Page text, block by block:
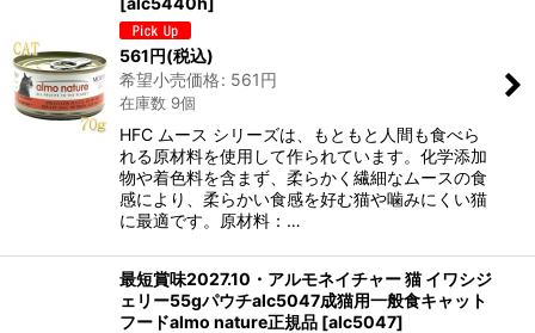
561円(税込)
希望小売価格: 561円
在庫数 9個
HFC ムース シリーズは、もともと人間も食べら
れる原材料を使用して作られています。化学添加
物や着色料を含まず、柔らかく繊細なムースの食
感により、柔らかい食感を好む猫や噛みにくい猫
に最適です。原材料：…
最短賞味2027.10・アルモネイチャー 猫 イワシジ
ェリー55gパウチalc5047成猫用一般食キャット
フードalmo nature正規品 [alc5047]